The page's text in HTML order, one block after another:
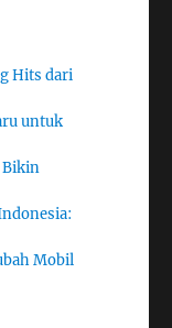
Hits dari
untuk
Bikin
Mobil